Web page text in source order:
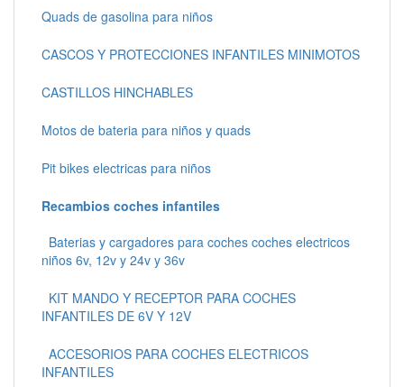
Quads de gasolina para niños
CASCOS Y PROTECCIONES INFANTILES MINIMOTOS
CASTILLOS HINCHABLES
Motos de bateria para niños y quads
Pit bikes electricas para niños
Recambios coches infantiles
Baterias y cargadores para coches coches electricos
niños 6v, 12v y 24v y 36v
KIT MANDO Y RECEPTOR PARA COCHES
INFANTILES DE 6V Y 12V
ACCESORIOS PARA COCHES ELECTRICOS
INFANTILES